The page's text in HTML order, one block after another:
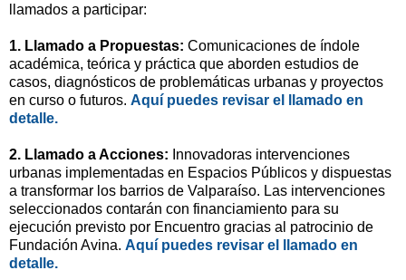
llamados a participar:
1. Llamado a Propuestas: Comunicaciones de índole
académica, teórica y práctica que aborden estudios de
casos, diagnósticos de problemáticas urbanas y proyectos
en curso o futuros. Aquí puedes revisar el llamado en
detalle.
2. Llamado a Acciones: Innovadoras intervenciones
urbanas implementadas en Espacios Públicos y dispuestas
a transformar los barrios de Valparaíso. Las intervenciones
seleccionados contarán con financiamiento para su
ejecución previsto por Encuentro gracias al patrocinio de
Fundación Avina. Aquí puedes revisar el llamado en
detalle.